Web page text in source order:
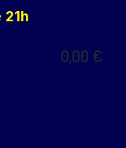
21h
0,00 €